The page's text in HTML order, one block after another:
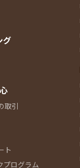
グ
取引
ト
プログラム